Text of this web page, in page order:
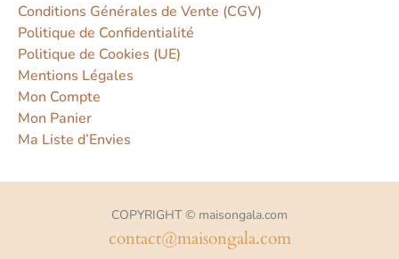
Conditions Générales de Vente (CGV)
Politique de Confidentialité
Politique de Cookies (UE)
Mentions Légales
Mon Compte
Mon Panier
Ma Liste d’Envies
COPYRIGHT © maisongala.com
contact@maisongala.com